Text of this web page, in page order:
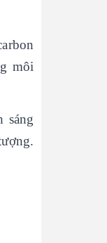
môi
sáng